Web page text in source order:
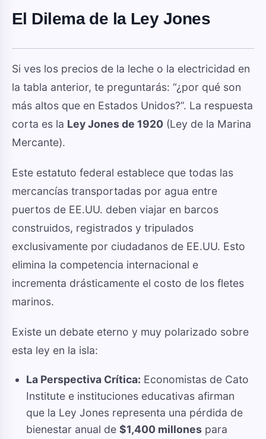
El Dilema de la Ley Jones
Si ves los precios de la leche o la electricidad en
la tabla anterior, te preguntarás: “¿por qué son
más altos que en Estados Unidos?”. La respuesta
corta es la Ley Jones de 1920 (Ley de la Marina
Mercante).
Este estatuto federal establece que todas las
mercancías transportadas por agua entre
puertos de EE.UU. deben viajar en barcos
construidos, registrados y tripulados
exclusivamente por ciudadanos de EE.UU. Esto
elimina la competencia internacional e
incrementa drásticamente el costo de los fletes
marinos.
Existe un debate eterno y muy polarizado sobre
esta ley en la isla:
La Perspectiva Crítica: Economistas de Cato
Institute e instituciones educativas afirman
que la Ley Jones representa una pérdida de
bienestar anual de $1,400 millones para